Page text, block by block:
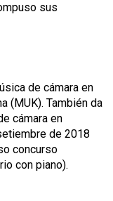
sus
de cámara en
(MUK). También da
cámara en
de 2018
concurso
con piano).